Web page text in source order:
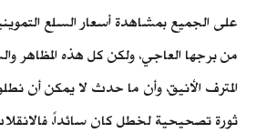
على الجميع بمشاهدة أسعار السلع
من برجها العاجي، ولكن كل هذه المظاهر
المترف الأنيق، وأن ما حدث لا يمكن أن
ثورة تصحيحية لخطل كان سائداً،